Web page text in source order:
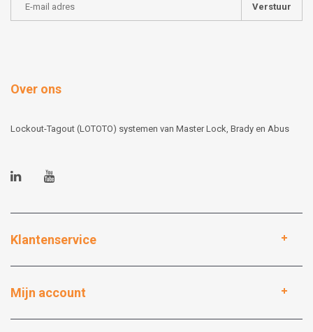
Verstuur
Over ons
Lockout-Tagout (LOTOTO) systemen van Master Lock, Brady en Abus
Klantenservice
Mijn account